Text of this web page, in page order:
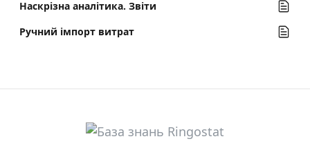
Наскрізна аналітика. Звіти
Ручний імпорт витрат